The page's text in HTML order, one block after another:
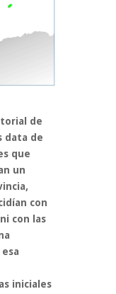
de
data de
que
un
con
con las
iniciales